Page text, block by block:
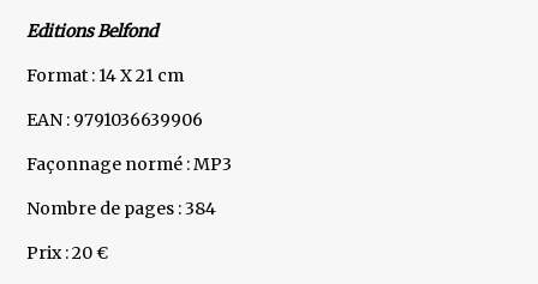
Editions Belfond
Format : 14 X 21 cm
EAN : 9791036639906
Façonnage normé : MP3
Nombre de pages : 384
Prix : 20 €